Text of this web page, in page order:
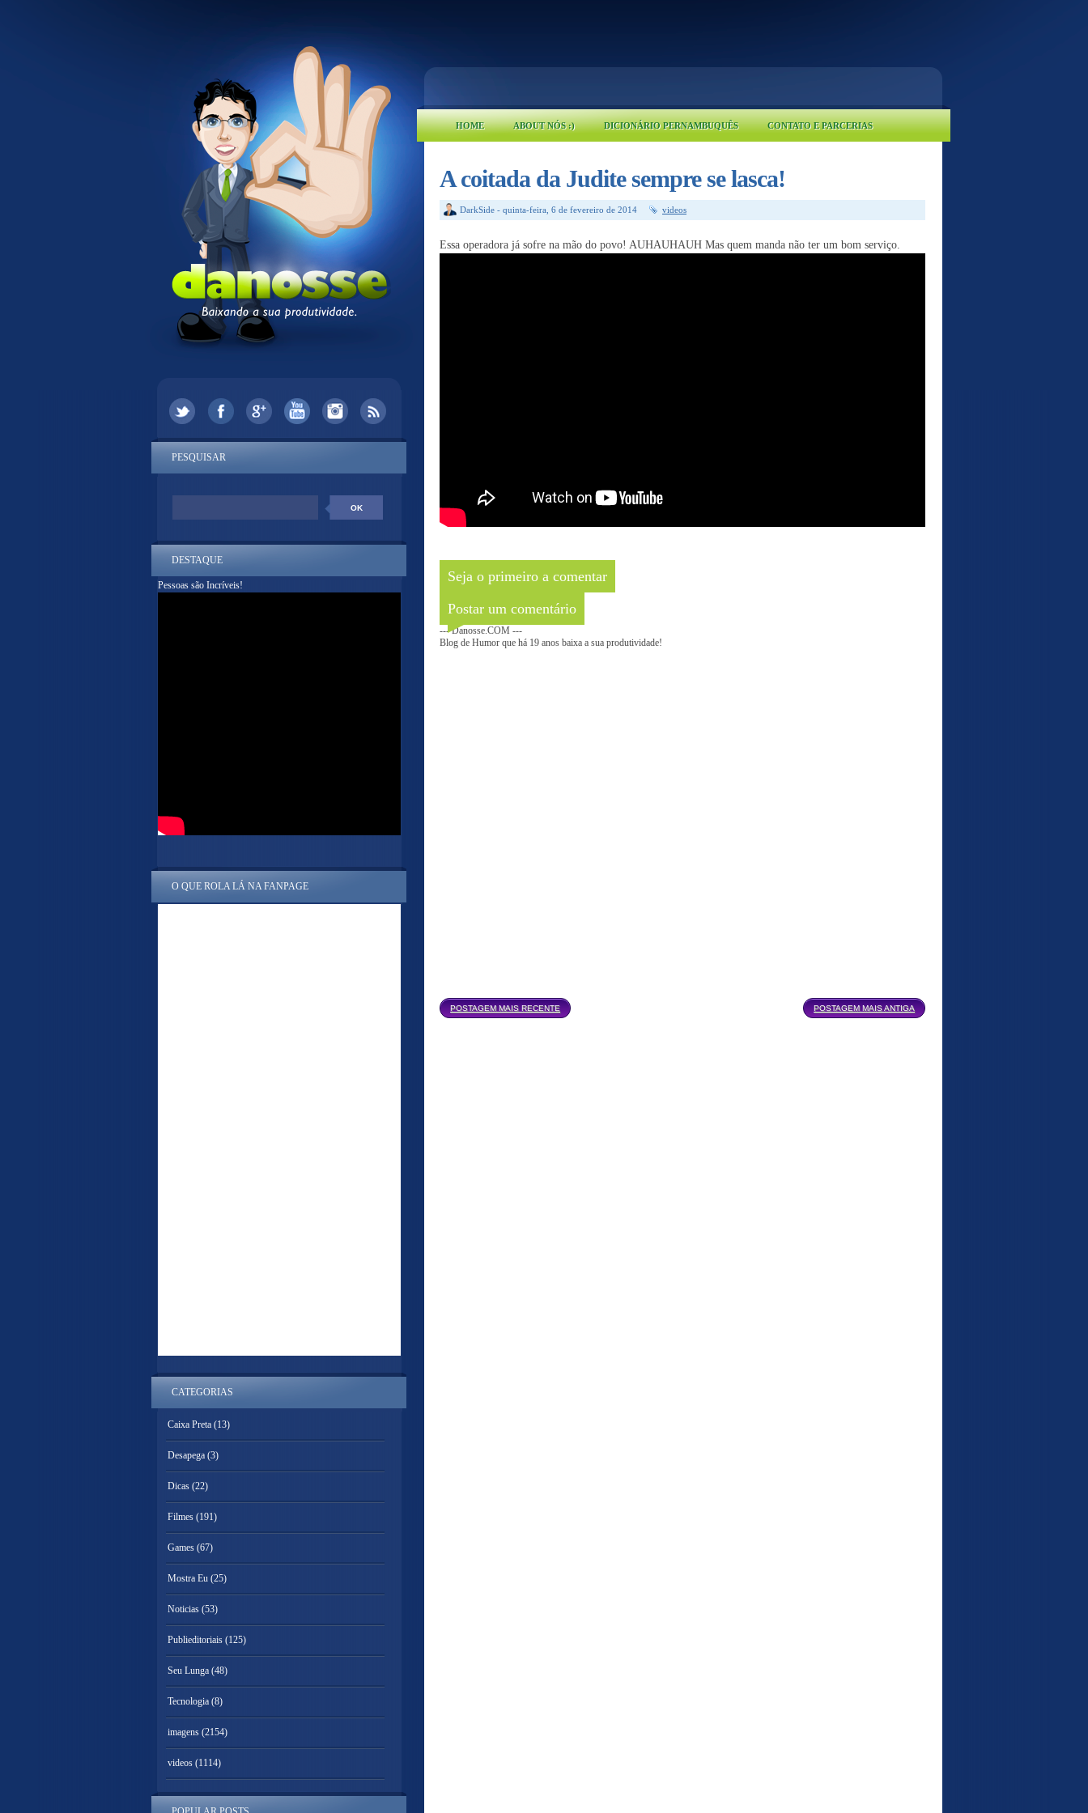
HOME ABOUT NÓS :) DICIONÁRIO PERNAMBUQUÊS CONTATO E PARCERIAS
A coitada da Judite sempre se lasca!
DarkSide - quinta-feira, 6 de fevereiro de 2014 videos
Essa operadora já sofre na mão do povo! AUHAUHAUH Mas quem manda não ter um bom serviço.
Seja o primeiro a comentar
Postar um comentário
--- Danosse.COM ---
Blog de Humor que há 19 anos baixa a sua produtividade!
POSTAGEM MAIS RECENTE POSTAGEM MAIS ANTIGA
PESQUISAR
DESTAQUE
Pessoas são Incríveis!
O QUE ROLA LÁ NA FANPAGE
CATEGORIAS
Caixa Preta (13)
Desapega (3)
Dicas (22)
Filmes (191)
Games (67)
Mostra Eu (25)
Noticias (53)
Publieditoriais (125)
Seu Lunga (48)
Tecnologia (8)
imagens (2154)
videos (1114)